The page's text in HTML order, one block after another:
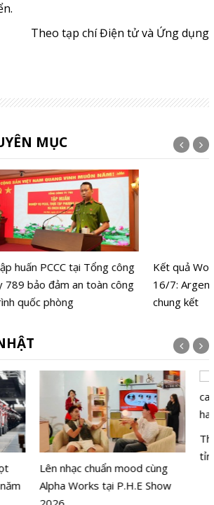
Theo tạp chí Điện tử và Ứng dụng
MỤC
công
công
Kết quả World Cup 2026 ngày
16/7: Argentina tiến vào
chung kết
cùng
Show
Thành lập Khu Công nghệ cao
tỉnh Hưng Yên rộng 496,1 ha